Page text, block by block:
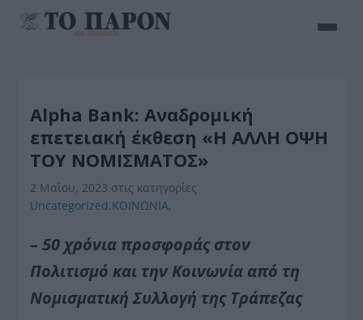
Alpha Bank: Aναδρομική
επετειακή έκθεση «Η ΑΛΛΗ ΟΨΗ
ΤΟΥ ΝΟΜΙΣΜΑΤΟΣ»
2 Μαΐου, 2023 στις κατηγορίες
Uncategorized,ΚΟΙΝΩΝΙΑ,
– 50 χρόνια προσφοράς στον
Πολιτισμό και την Κοινωνία από τη
Νομισματική Συλλογή της Τράπεζας